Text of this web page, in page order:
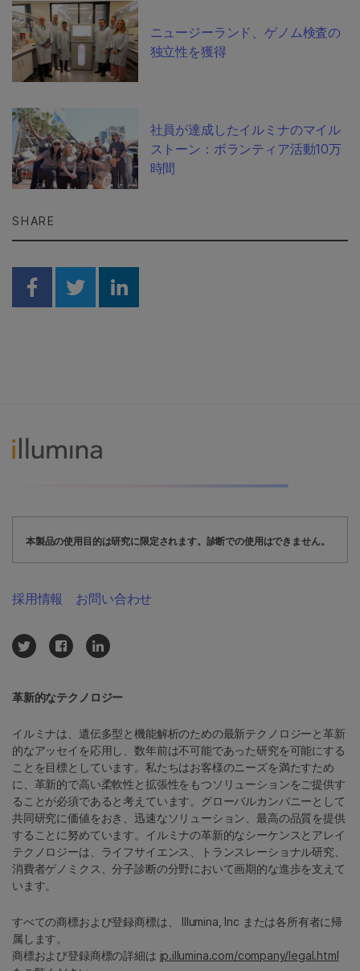
ニュージーランド、ゲノム検査の
独立性を獲得
社員が達成したイルミナのマイル
ストーン：ボランティア活動10万
時間
SHARE
Share on Facebook
Share on Twitter
Share on Linkedin
本製品の使用目的は研究に限定されます。診断での使用はできません。
革新的なテクノロジー
イルミナは、遺伝多型と機能解析のための最新テクノロジーと革新
的なアッセイを応用し、数年前は不可能であった研究を可能にする
ことを目標としています。私たちはお客様のニーズを満たすため
に、革新的で高い柔軟性と拡張性をもつソリューションをご提供す
ることが必須であると考えています。グローバルカンパニーとして
共同研究に価値をおき、迅速なソリューション、最高の品質を提供
することに努めています。イルミナの革新的なシーケンスとアレイ
テクノロジーは、ライフサイエンス、トランスレーショナル研究、
消費者ゲノミクス、分子診断の分野において画期的な進歩を支えて
います。
すべての商標および登録商標は、 Illumina, Inc または各所有者に帰
属します。
商標および登録商標の詳細は jp.illumina.com/company/legal.html
採用情報 お問い合わせ